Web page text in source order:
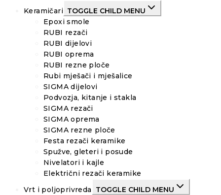
Keramičari TOGGLE CHILD MENU
Epoxi smole
RUBI rezači
RUBI dijelovi
RUBI oprema
RUBI rezne ploče
Rubi mješači i mješalice
SIGMA dijelovi
Podvozja, kitanje i stakla
SIGMA rezači
SIGMA oprema
SIGMA rezne ploče
Festa rezači keramike
Spužve, gleteri i posude
Nivelatori i kajle
Električni rezači keramike
Vrt i poljoprivreda
TOGGLE CHILD MENU